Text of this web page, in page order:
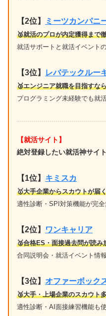
【2位】 ミーツカンパニ
🥈就活のプロが内定獲得まで
就活サポートと就活イベント
【3位】 レバテックルー
🥉エンジニア就職を目指すな
プログラミング未経験でも就
【就活サイト】
絶対登録したい就活神サイ
【1位】 キミスカ
🥇大手企業からスカウトが届
適性診断・SPI対策機能が完
【2位】 ワンキャリア
🥈合格ES・面接過去問が読み
合同説明会・就活イベント情
【3位】 オファーボック
🥉大手・上場企業のスカウト
適性診断・AI面接練習機能も